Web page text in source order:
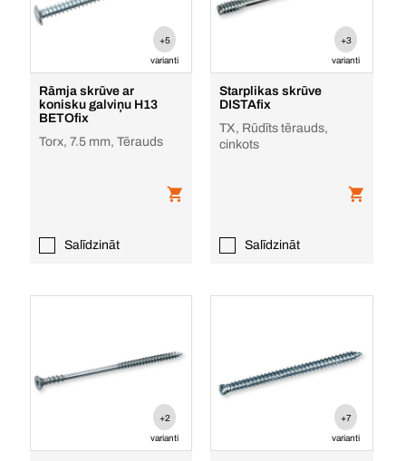
+5
varianti
Rāmja skrūve ar
konisku galviņu H13
BETOfix
Torx, 7.5 mm, Tērauds
Salīdzināt
+3
varianti
Starplikas skrūve
DISTAfix
TX, Rūdīts tērauds,
cinkots
Salīdzināt
+2
varianti
+7
varianti